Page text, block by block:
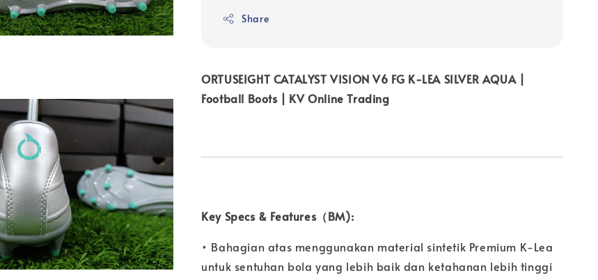
Share
ORTUSEIGHT CATALYST VISION V6 FG K-LEA SILVER AQUA |
Football Boots | KV Online Trading
Key Specs & Features（BM):
• Bahagian atas menggunakan material sintetik Premium K-Lea
untuk sentuhan bola yang lebih baik dan ketahanan lebih tinggi